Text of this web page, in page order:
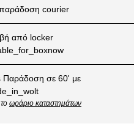
courier
από locker
Παράδοση σε 60' με
ωράριο καταστημάτων